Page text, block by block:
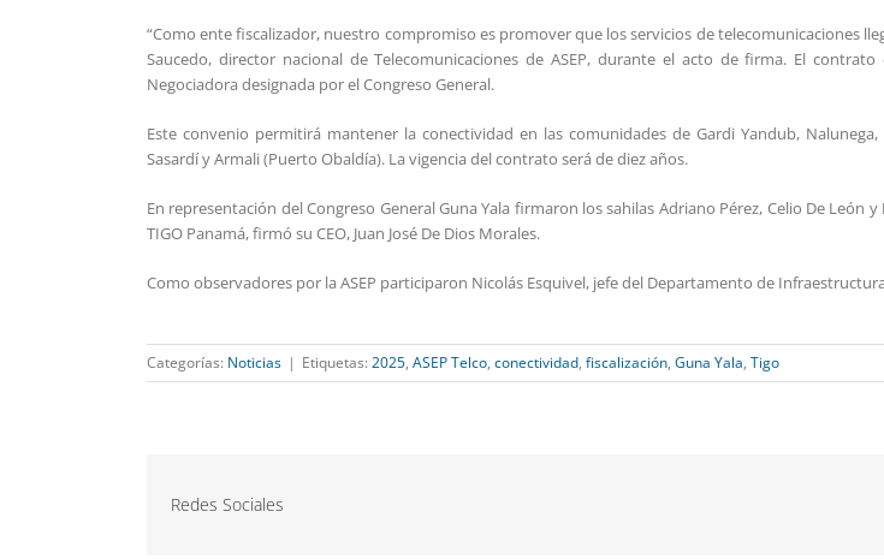
“Como ente fiscalizador, nuestro compromiso es promover que los servicios de telecomunicaciones
Saucedo, director nacional de Telecomunicaciones de ASEP, durante el acto de firma. El
Negociadora designada por el Congreso General.
Este convenio permitirá mantener la conectividad en las comunidades de Gardi Yandub,
Sasardí y Armali (Puerto Obaldía). La vigencia del contrato será de diez años.
En representación del Congreso General Guna Yala firmaron los sahilas Adriano Pérez, Celio De
TIGO Panamá, firmó su CEO, Juan José De Dios Morales.
Como observadores por la ASEP participaron Nicolás Esquivel, jefe del Departamento de
Categorías: Noticias | Etiquetas: 2025, ASEP Telco, conectividad, fiscalización, Guna Yala, Tigo
Redes Sociales